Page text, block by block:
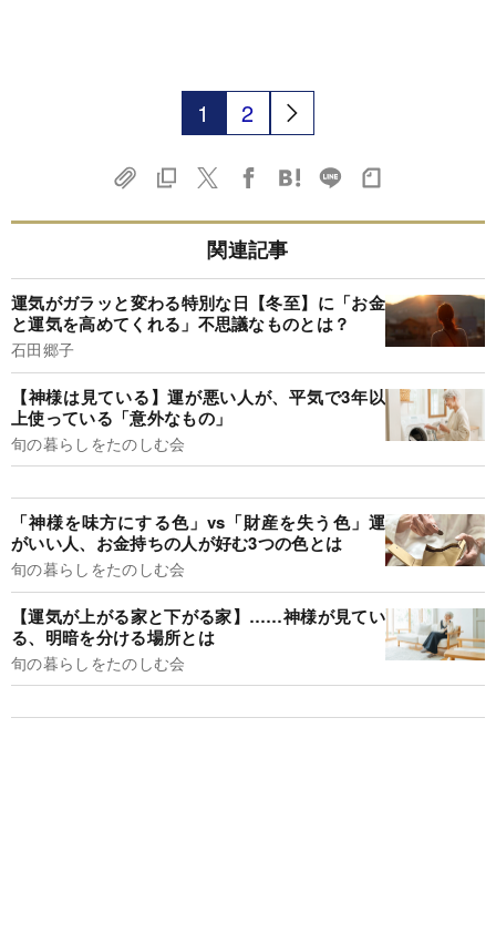
1 2
関連記事
運気がガラッと変わる特別な日【冬至】に「お金
と運気を高めてくれる」不思議なものとは？
石田郷子
【神様は見ている】運が悪い人が、平気で3年以
上使っている「意外なもの」
旬の暮らしをたのしむ会
「神様を味方にする色」vs「財産を失う色」運
がいい人、お金持ちの人が好む3つの色とは
旬の暮らしをたのしむ会
【運気が上がる家と下がる家】……神様が見てい
る、明暗を分ける場所とは
旬の暮らしをたのしむ会